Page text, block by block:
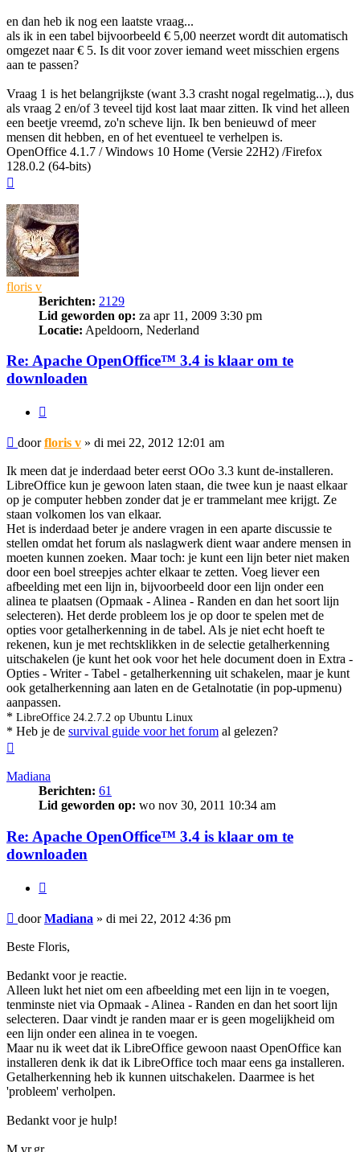
en dan heb ik nog een laatste vraag...
als ik in een tabel bijvoorbeeld € 5,00 neerzet wordt dit automatisch
omgezet naar € 5. Is dit voor zover iemand weet misschien ergens
aan te passen?
Vraag 1 is het belangrijkste (want 3.3 crasht nogal regelmatig...), dus
als vraag 2 en/of 3 teveel tijd kost laat maar zitten. Ik vind het alleen
een beetje vreemd, zo'n scheve lijn. Ik ben benieuwd of meer
mensen dit hebben, en of het eventueel te verhelpen is.
OpenOffice 4.1.7 / Windows 10 Home (Versie 22H2) /Firefox
128.0.2 (64-bits)
floris v
Berichten: 2129
Lid geworden op: za apr 11, 2009 3:30 pm
Locatie: Apeldoorn, Nederland
Re: Apache OpenOffice™ 3.4 is klaar om te
downloaden
Bericht
doorfloris v » di mei 22, 2012 12:01 am
Ik meen dat je inderdaad beter eerst OOo 3.3 kunt de-installeren.
LibreOffice kun je gewoon laten staan, die twee kun je naast elkaar
op je computer hebben zonder dat je er trammelant mee krijgt. Ze
staan volkomen los van elkaar.
Het is inderdaad beter je andere vragen in een aparte discussie te
stellen omdat het forum als naslagwerk dient waar andere mensen in
moeten kunnen zoeken. Maar toch: je kunt een lijn beter niet maken
door een boel streepjes achter elkaar te zetten. Voeg liever een
afbeelding met een lijn in, bijvoorbeeld door een lijn onder een
alinea te plaatsen (Opmaak - Alinea - Randen en dan het soort lijn
selecteren). Het derde probleem los je op door te spelen met de
opties voor getalherkenning in de tabel. Als je niet echt hoeft te
rekenen, kun je met rechtsklikken in de selectie getalherkenning
uitschakelen (je kunt het ook voor het hele document doen in Extra -
Opties - Writer - Tabel - getalherkenning uit schakelen, maar je kunt
ook getalherkenning aan laten en de Getalnotatie (in pop-upmenu)
aanpassen.
* LibreOffice 24.2.7.2 op Ubuntu Linux
* Heb je de survival guide voor het forum al gelezen?
Madiana
Berichten: 61
Lid geworden op: wo nov 30, 2011 10:34 am
Re: Apache OpenOffice™ 3.4 is klaar om te
downloaden
Bericht
doorMadiana » di mei 22, 2012 4:36 pm
Beste Floris,
Bedankt voor je reactie.
Alleen lukt het niet om een afbeelding met een lijn in te voegen,
tenminste niet via Opmaak - Alinea - Randen en dan het soort lijn
selecteren. Daar vindt je randen maar er is geen mogelijkheid om
een lijn onder een alinea in te voegen.
Maar nu ik weet dat ik LibreOffice gewoon naast OpenOffice kan
installeren denk ik dat ik LibreOffice toch maar eens ga installeren.
Getalherkenning heb ik kunnen uitschakelen. Daarmee is het
'probleem' verholpen.
Bedankt voor je hulp!
M.vr.gr.